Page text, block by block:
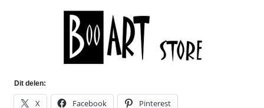
Dit delen:
X Facebook Pinterest